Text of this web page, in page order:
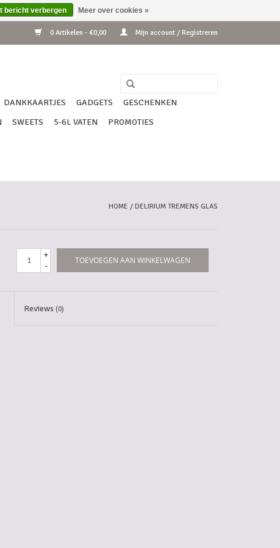
0 Artikelen - €0,00 Mijn account / Registreren
DANKKAARTJES GADGETS
GESCHENKEN
SWEETS 5-6L VATEN
PROMOTIES
HOME / DELIRIUM TREMENS GLAS
+
-
TOEVOEGEN AAN WINKELWAGEN
Reviews(0)
bericht verbergen Meer over cookies »